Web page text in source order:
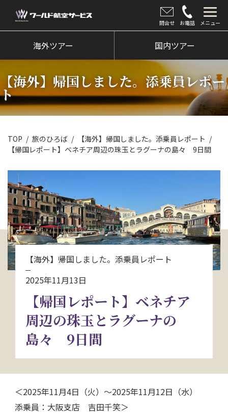
問合せ お電話 メニュー
海外ツアー
国内ツアー
クルーズツアー
ツアー催行状況
旅のひろば
イベント
新着情報
会社情報
お問い合わせ
電話にてお問い合わせ
海外ツアー 国内ツアー
【海外】帰国しました。添乗員レポー
ト
TOP 旅のひろば
【海外】帰国しました。添乗員レポート
【帰国レポート】ベネチア周辺の珠玉とラグーナの島々 9日間
【海外】帰国しました。添乗員レポート
2025年11月13日
【帰国レポート】ベネチア
周辺の珠玉とラグーナの
島々 9日間
＜2025年11月4日（火）～2025年11月12日（水）
添乗員：大阪支店 吉田千笑＞